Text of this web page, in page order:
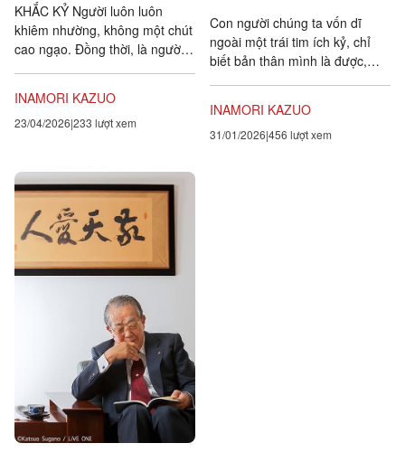
KHẮC KỶ Người luôn luôn
khiêm nhường, không một chút
cao ngạo. Đồng thời, là người
qua...
INAMORI KAZUO
23/04/2026 233 lượt xem
Con người chúng ta vốn dĩ
ngoài một trái tim ích kỷ, chỉ
biết bản thân mình là được,
INAMORI KAZUO
31/01/2026 456 lượt xem